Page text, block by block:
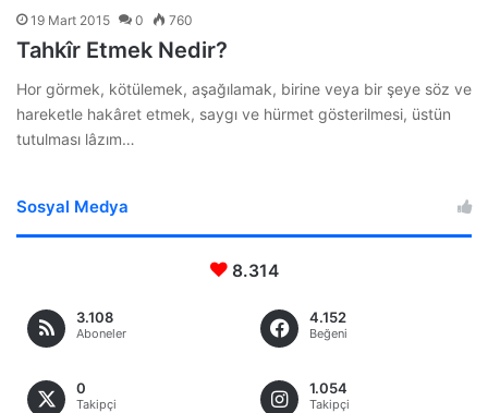
19 Mart 2015 0 760
Tahkîr Etmek Nedir?
Hor görmek, kötülemek, aşağılamak, birine veya bir şeye söz ve
hareketle hakâret etmek, saygı ve hürmet gösterilmesi, üstün
tutulması lâzım…
Sosyal Medya
8.314
3.108
Aboneler
4.152
Beğeni
0
Takipçi
1.054
Takipçi